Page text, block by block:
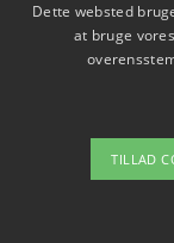
vores perspektiv
Om /
Dette websted
at bruge
TILLAD